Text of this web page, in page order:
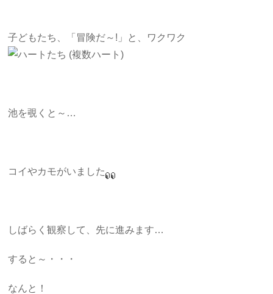
子どもたち、「冒険だ～!」と、ワクワク
池を覗くと～…
コイやカモがいました
しばらく観察して、先に進みます…
すると～・・・
なんと！